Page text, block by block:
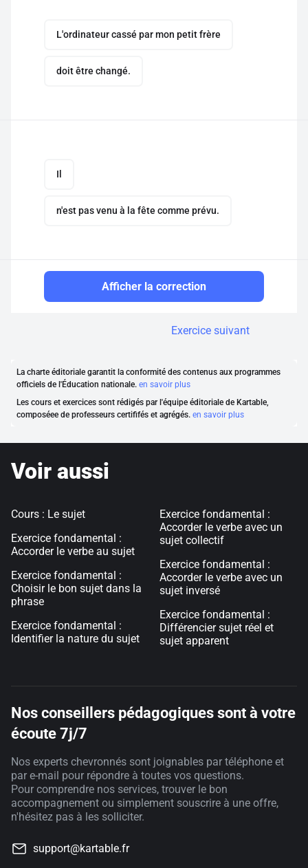
L'ordinateur cassé par mon petit frère
doit être changé.
Il
n'est pas venu à la fête comme prévu.
Afficher la correction
Exercice suivant
La charte éditoriale garantit la conformité des contenus aux programmes
officiels de l'Éducation nationale. en savoir plus
Les cours et exercices sont rédigés par l'équipe éditoriale de Kartable,
composéee de professeurs certififés et agrégés. en savoir plus
Voir aussi
Cours : Le sujet
Exercice fondamental :
Accorder le verbe au sujet
Exercice fondamental :
Choisir le bon sujet dans la
phrase
Exercice fondamental :
Identifier la nature du sujet
Exercice fondamental :
Accorder le verbe avec un
sujet collectif
Exercice fondamental :
Accorder le verbe avec un
sujet inversé
Exercice fondamental :
Différencier sujet réel et
sujet apparent
Nos conseillers pédagogiques sont à votre
écoute 7j/7
Nos experts chevronnés sont joignables par téléphone et
par e-mail pour répondre à toutes vos questions.
Pour comprendre nos services, trouver le bon
accompagnement ou simplement souscrire à une offre,
n'hésitez pas à les solliciter.
support@kartable.fr